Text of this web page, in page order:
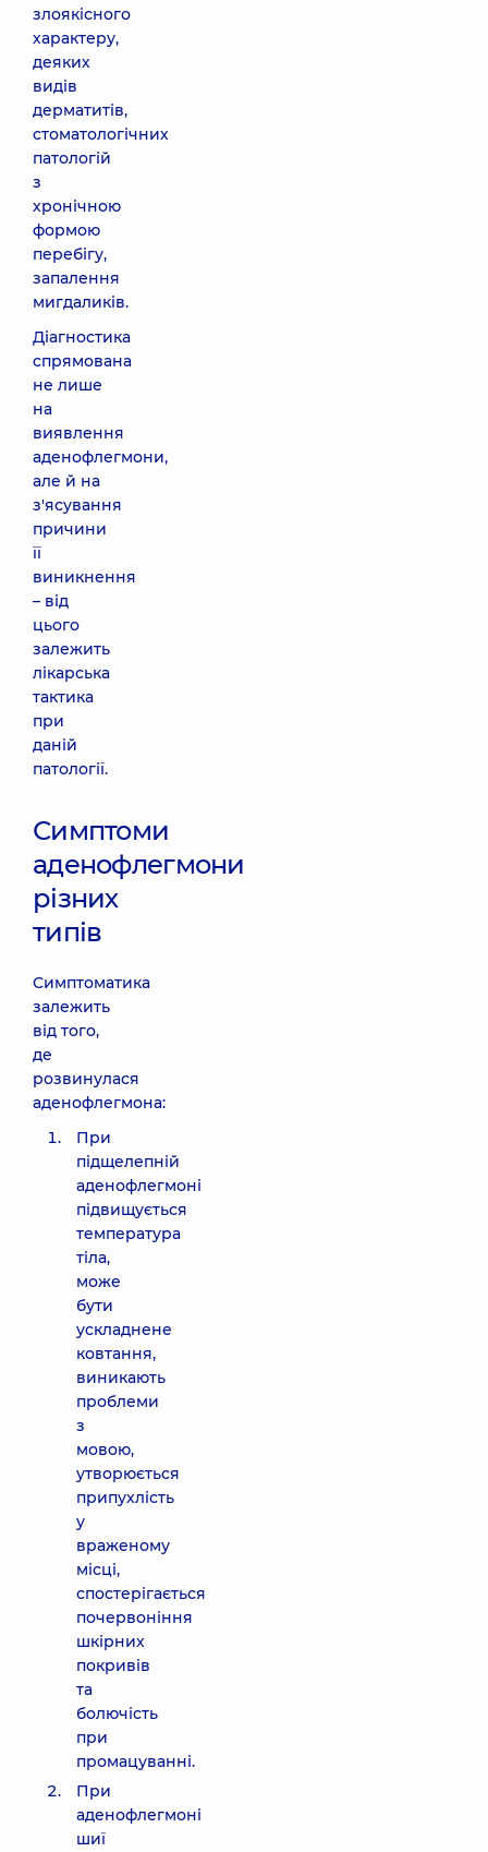
злоякісного
характеру,
деяких
видів
дерматитів,
стоматологічних
патологій
з
хронічною
формою
перебігу,
запалення
мигдаликів.
Діагностика
спрямована
не лише
на
виявлення
аденофлегмони,
але й на
з'ясування
причини
її
виникнення
– від
цього
залежить
лікарська
тактика
при
даній
патології.
Симптоми
аденофлегмони
різних
типів
Симптоматика
залежить
від того,
де
розвинулася
аденофлегмона:
При
підщелепній
аденофлегмоні
підвищується
температура
тіла,
може
бути
ускладнене
ковтання,
виникають
проблеми
з
мовою,
утворюється
припухлість
у
враженому
місці,
спостерігається
почервоніння
шкірних
покривів
та
болючість
при
промацуванні.
При
аденофлегмоні
шиї